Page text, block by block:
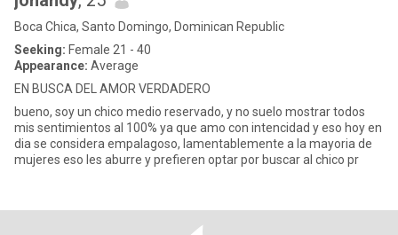
Boca Chica, Santo Domingo, Dominican Republic
Seeking: Female 21 - 40
Appearance: Average
EN BUSCA DEL AMOR VERDADERO
bueno, soy un chico medio reservado, y no suelo mostrar todos
mis sentimientos al 100% ya que amo con intencidad y eso hoy en
dia se considera empalagoso, lamentablemente a la mayoria de
mujeres eso les aburre y prefieren optar por buscar al chico pr